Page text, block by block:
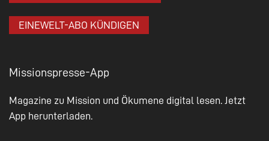
EINEWELT-ABO KÜNDIGEN
Missionspresse-App
Magazine zu Mission und Ökumene digital lesen. Jetzt
App herunterladen.